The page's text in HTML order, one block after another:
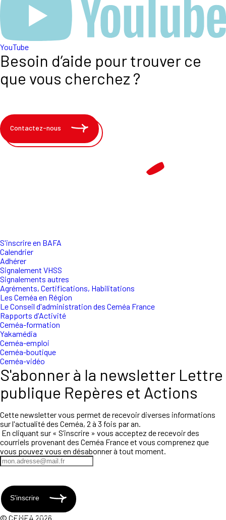
YouTube
Besoin d’aide pour trouver ce
que vous cherchez ?
Contactez-nous
S'inscrire en BAFA
Calendrier
Adhérer
Signalement VHSS
Signalements autres
Agréments, Certifications, Habilitations
Les Ceméa en Région
Le Conseil d'administration des Ceméa France
Rapports d'Activité
Ceméa-formation
Yakamédia
Ceméa-emploi
Ceméa-boutique
Ceméa-vidéo
S'abonner à la newsletter Lettre
publique Repères et Actions
Cette newsletter vous permet de recevoir diverses informations
sur l'actualité des Ceméa, 2 à 3 fois par an.
En cliquant sur « S’inscrire » vous acceptez de recevoir des
courriels provenant des Ceméa France et vous comprenez que
vous pouvez vous en désabonner à tout moment.
S'inscrire
© CEMEA 2026.